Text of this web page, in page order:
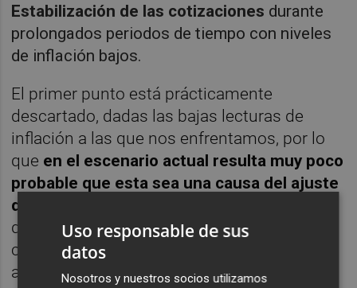
Estabilización de las cotizaciones durante
prolongados periodos de tiempo con niveles
de inflación bajos.
El primer punto está prácticamente
descartado, dadas las bajas lecturas de
inflación a las que nos enfrentamos, por lo
que en el escenario actual resulta muy poco
probable que esta sea una causa del ajuste
del indicador.
que se dio por ejemplo en los años 70,
cuando el mercado permaneció en un
amplio rango lateral con una elevadísima
Uso responsable de sus
datos
Nosotros y nuestros socios utilizamos